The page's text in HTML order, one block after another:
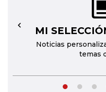
MI
Noticias
temas
←